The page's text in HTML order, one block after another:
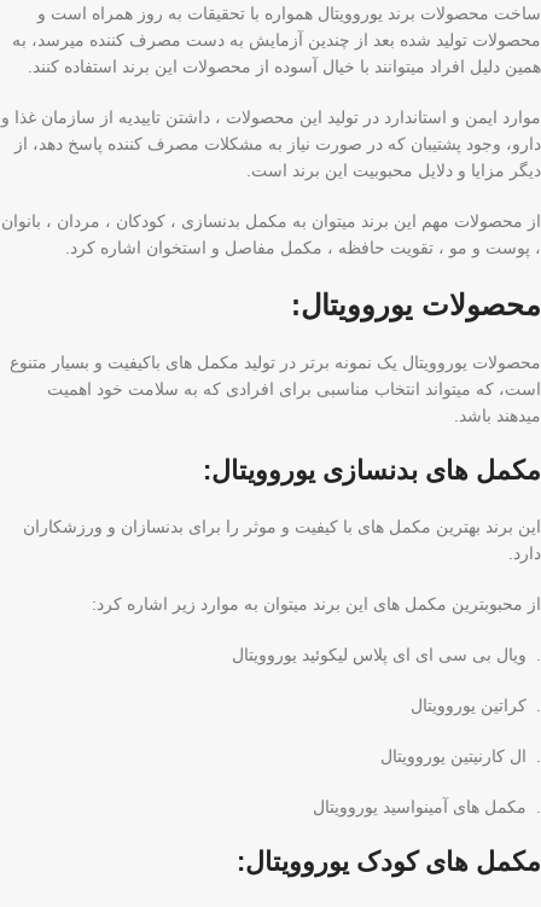
ساخت محصولات برند یوروویتال همواره با تحقیقات به روز همراه است و
محصولات تولید شده بعد از چندین آزمایش به دست مصرف کننده میرسد، به
همین دلیل افراد میتوانند با خیال آسوده از محصولات این برند استفاده کنند.
موارد ایمن و استاندارد در تولید این محصولات ، داشتن تاییدیه از سازمان غذا و
دارو، وجود پشتیبان که در صورت نیاز به مشکلات مصرف کننده پاسخ دهد، از
دیگر مزایا و دلایل محبوبیت این برند است.
از محصولات مهم این برند میتوان به مکمل بدنسازی ، کودکان ، مردان ، بانوان
، پوست و مو ، تقویت حافظه ، مکمل مفاصل و استخوان اشاره کرد.
محصولات یوروویتال:
محصولات یوروویتال یک نمونه برتر در تولید مکمل های باکیفیت و بسیار متنوع
است، که میتواند انتخاب مناسبی برای افرادی که به سلامت خود اهمیت
میدهند باشد.
مکمل های بدنسازی یوروویتال:
این برند بهترین مکمل های با کیفیت و موثر را برای بدنسازان و ورزشکاران
دارد.
از محبوبترین مکمل های این برند میتوان به موارد زیر اشاره کرد:
. ویال بی سی ای ای پلاس لیکوئید یوروویتال
. کراتین یوروویتال
. ال کارنیتین یوروویتال
. مکمل های آمینواسید یوروویتال
مکمل های کودک یوروویتال: